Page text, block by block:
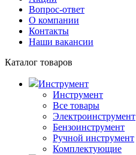
Вопрос-ответ
О компании
Контакты
Наши вакансии
Каталог товаров
Инструмент
Инструмент
Все товары
Электроинструмент
Бензоинструмент
Ручной инструмент
Комплектующие